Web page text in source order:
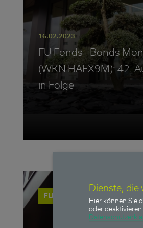
16.02.2023
FU Fonds - Bonds
(WKN HAFX9M): 42.
in Folge
FU Fonds - Bonds Monthly
Dienste,
Hier können Sie
oder